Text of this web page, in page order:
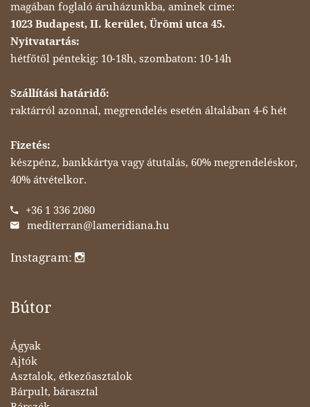
magában foglaló áruházunkba, aminek címe:
1023 Budapest, II. kerület, Ürömi utca 45.
Nyitvatartás:
hétfőtől péntekig: 10-18h, szombaton: 10-14h
Szállítási határidő:
raktárról azonnal, megrendelés esetén általában 4-6 hét
Fizetés:
készpénz, bankkártya vagy átutalás, 60% megrendeléskor,
40% átvételkor.
+36 1 336 2080
mediterran@lameridiana.hu
Instagram:
Bútor
Ágyak
Ajtók
Asztalok, étkezőasztalok
Bárpult, bárasztal